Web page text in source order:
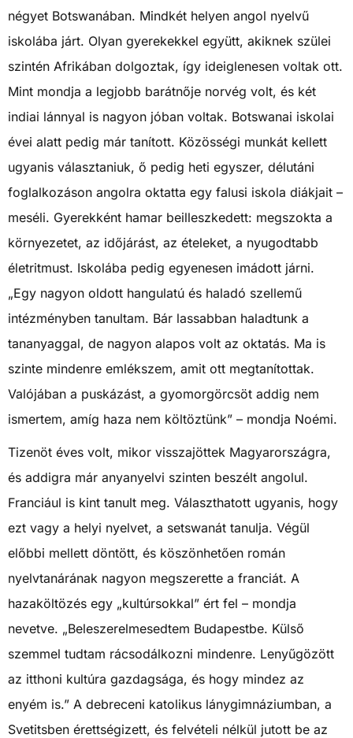
négyet Botswanában. Mindkét helyen angol nyelvű
iskolába járt. Olyan gyerekekkel együtt, akiknek szülei
szintén Afrikában dolgoztak, így ideiglenesen voltak ott.
Mint mondja a legjobb barátnője norvég volt, és két
indiai lánnyal is nagyon jóban voltak. Botswanai iskolai
évei alatt pedig már tanított. Közösségi munkát kellett
ugyanis választaniuk, ő pedig heti egyszer, délutáni
foglalkozáson angolra oktatta egy falusi iskola diákjait –
meséli. Gyerekként hamar beilleszkedett: megszokta a
környezetet, az időjárást, az ételeket, a nyugodtabb
életritmust. Iskolába pedig egyenesen imádott járni.
„Egy nagyon oldott hangulatú és haladó szellemű
intézményben tanultam. Bár lassabban haladtunk a
tananyaggal, de nagyon alapos volt az oktatás. Ma is
szinte mindenre emlékszem, amit ott megtanítottak.
Valójában a puskázást, a gyomorgörcsöt addig nem
ismertem, amíg haza nem költöztünk” – mondja Noémi.
Tizenöt éves volt, mikor visszajöttek Magyarországra,
és addigra már anyanyelvi szinten beszélt angolul.
Franciául is kint tanult meg. Választhatott ugyanis, hogy
ezt vagy a helyi nyelvet, a setswanát tanulja. Végül
előbbi mellett döntött, és köszönhetően román
nyelvtanárának nagyon megszerette a franciát. A
hazaköltözés egy „kultúrsokkal” ért fel – mondja
nevetve. „Beleszerelmesedtem Budapestbe. Külső
szemmel tudtam rácsodálkozni mindenre. Lenyűgözött
az itthoni kultúra gazdagsága, és hogy mindez az
enyém is.” A debreceni katolikus lánygimnáziumban, a
Svetitsben érettségizett, és felvételi nélkül jutott be az